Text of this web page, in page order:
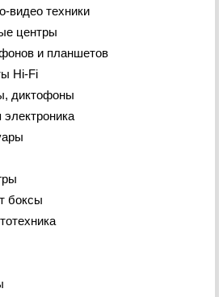
видео техники
центры
и планшетов
Hi-Fi
диктофоны
боксы